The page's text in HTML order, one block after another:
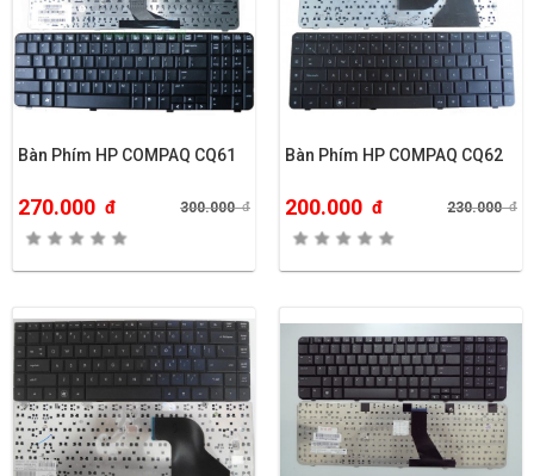
Bàn Phím HP COMPAQ CQ61
270.000 đ 300.000đ
Bàn Phím HP COMPAQ CQ62
200.000 đ 230.000đ